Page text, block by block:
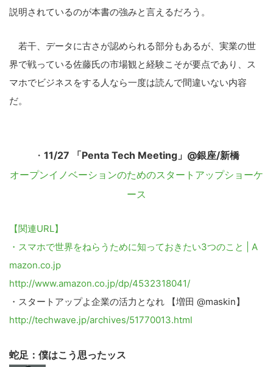
説明されているのが本書の強みと言えるだろう。
若干、データに古さが認められる部分もあるが、実業の世
界で戦っている佐藤氏の市場観と経験こそが要点であり、ス
マホでビジネスをする人なら一度は読んで間違いない内容
だ。
・ 11/27 「Penta Tech Meeting」@銀座/新橋
オープンイノベーションのためのスタートアップショーケ
ース
【関連URL】
・スマホで世界をねらうために知っておきたい3つのこと | A
mazon.co.jp
http://www.amazon.co.jp/dp/4532318041/
・スタートアップよ企業の活力となれ 【増田 @maskin】
http://techwave.jp/archives/51770013.html
蛇足：僕はこう思ったッス